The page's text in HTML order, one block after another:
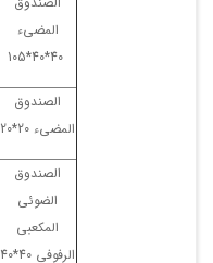
المضیء
الصندوق
المضیء 20*20
الصندوق
الضوئی
المکعبی
الرفوفی 40*40